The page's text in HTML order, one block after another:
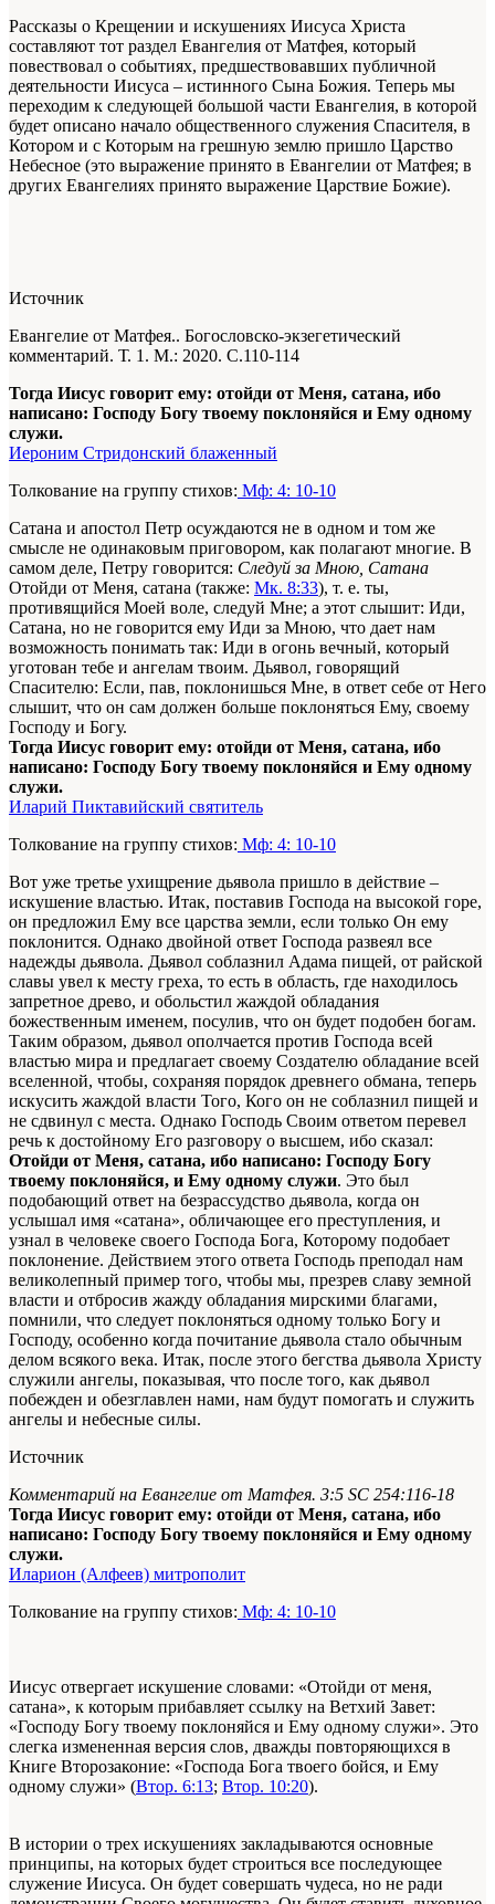
Рассказы о Крещении и искушениях Иисуса Христа
составляют тот раздел Евангелия от Матфея, который
повествовал о событиях, предшествовавших публичной
деятельности Иисуса – истинного Сына Божия. Теперь мы
переходим к следующей большой части Евангелия, в которой
будет описано начало общественного служения Спасителя, в
Котором и с Которым на грешную землю пришло Царство
Небесное (это выражение принято в Евангелии от Матфея; в
других Евангелиях принято выражение Царствие Божие).
Источник
Евангелие от Матфея.. Богословско-экзегетический
комментарий. Т. 1. М.: 2020. С.110-114
Тогда Иисус говорит ему: отойди от Меня, сатана, ибо
написано: Господу Богу твоему поклоняйся и Ему одному
служи.
Иероним Стридонский блаженный
Толкование на группу стихов: Мф: 4: 10-10
Сатана и апостол Петр осуждаются не в одном и том же
смысле не одинаковым приговором, как полагают многие. В
самом деле, Петру говорится: Следуй за Мною, Сатана
Отойди от Меня, сатана (также: Мк. 8:33), т. е. ты,
противящийся Моей воле, следуй Мне; а этот слышит: Иди,
Сатана, но не говорится ему Иди за Мною, что дает нам
возможность понимать так: Иди в огонь вечный, который
уготован тебе и ангелам твоим. Дьявол, говорящий
Спасителю: Если, пав, поклонишься Мне, в ответ себе от Него
слышит, что он сам должен больше поклоняться Ему, своему
Господу и Богу.
Тогда Иисус говорит ему: отойди от Меня, сатана, ибо
написано: Господу Богу твоему поклоняйся и Ему одному
служи.
Иларий Пиктавийский святитель
Толкование на группу стихов: Мф: 4: 10-10
Вот уже третье ухищрение дьявола пришло в действие –
искушение властью. Итак, поставив Господа на высокой горе,
он предложил Ему все царства земли, если только Он ему
поклонится. Однако двойной ответ Господа развеял все
надежды дьявола. Дьявол соблазнил Адама пищей, от райской
славы увел к месту греха, то есть в область, где находилось
запретное древо, и обольстил жаждой обладания
божественным именем, посулив, что он будет подобен богам.
Таким образом, дьявол ополчается против Господа всей
властью мира и предлагает своему Создателю обладание всей
вселенной, чтобы, сохраняя порядок древнего обмана, теперь
искусить жаждой власти Того, Кого он не соблазнил пищей и
не сдвинул с места. Однако Господь Своим ответом перевел
речь к достойному Его разговору о высшем, ибо сказал:
Отойди от Меня, сатана, ибо написано: Господу Богу
твоему поклоняйся, и Ему одному служи. Это был
подобающий ответ на безрассудство дьявола, когда он
услышал имя «сатана», обличающее его преступления, и
узнал в человеке своего Господа Бога, Которому подобает
поклонение. Действием этого ответа Господь преподал нам
великолепный пример того, чтобы мы, презрев славу земной
власти и отбросив жажду обладания мирскими благами,
помнили, что следует поклоняться одному только Богу и
Господу, особенно когда почитание дьявола стало обычным
делом всякого века. Итак, после этого бегства дьявола Христу
служили ангелы, показывая, что после того, как дьявол
побежден и обезглавлен нами, нам будут помогать и служить
ангелы и небесные силы.
Источник
Комментарий на Евангелие от Матфея. 3:5 SC 254:116-18
Тогда Иисус говорит ему: отойди от Меня, сатана, ибо
написано: Господу Богу твоему поклоняйся и Ему одному
служи.
Иларион (Алфеев) митрополит
Толкование на группу стихов: Мф: 4: 10-10
Иисус отвергает искушение словами: «Отойди от меня,
сатана», к которым прибавляет ссылку на Ветхий Завет:
«Господу Богу твоему поклоняйся и Ему одному служи». Это
слегка измененная версия слов, дважды повторяющихся в
Книге Второзаконие: «Господа Бога твоего бойся, и Ему
одному служи» (Втор. 6:13; Втор. 10:20).
В истории о трех искушениях закладываются основные
принципы, на которых будет строиться все последующее
служение Иисуса. Он будет совершать чудеса, но не ради